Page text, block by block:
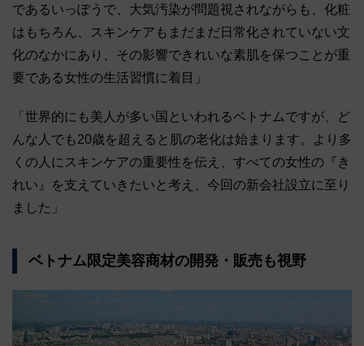
であるいっぽうで、大気汚染が問題視されながらも、化粧
はもちろん、スキンケアもまだまだ日常化されていない文
化のなかにあり、その影響できれいな素肌を保つことが重
要である女性の生活習慣に着目」
「世界的にも美人が多い国といわれるベトナムですが、ど
んな人でも20歳を超えると肌の老化は始まります。より多
くの人にスキンケアの重要性を伝え、すべての女性の『き
れい』を支えていきたいと考え、今回の新会社設立に至り
ました」
ベトナム限定美容商材の開発・販売も視野